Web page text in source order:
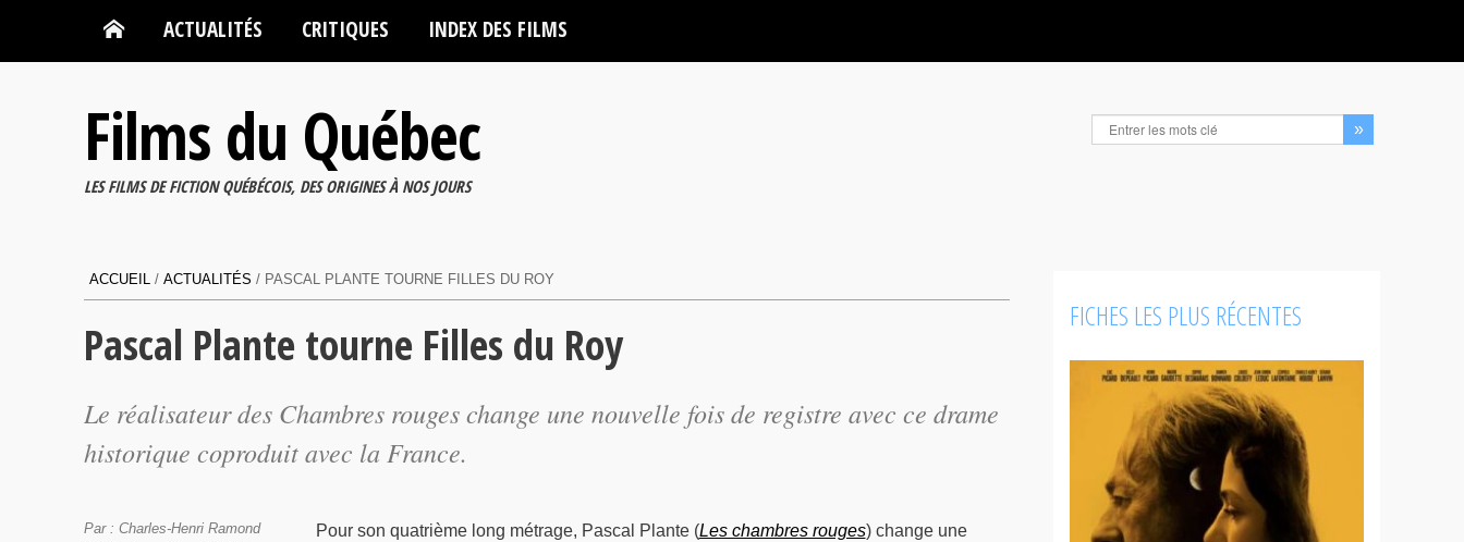
ACTUALITÉS CRITIQUES INDEX DES FILMS
Films du Québec
LES FILMS DE FICTION QUÉBÉCOIS, DES ORIGINES À NOS JOURS
ACCUEIL / ACTUALITÉS / PASCAL PLANTE TOURNE FILLES DU ROY
Pascal Plante tourne Filles du Roy
Le réalisateur des Chambres rougeschange une nouvelle fois de registre avec ce drame
historique coproduit avec la France.
Pour son quatrième long métrage, Pascal Plante (Les chambres rouges) change une
Par : Charles-Henri Ramond
FICHES LES PLUS RÉCENTES